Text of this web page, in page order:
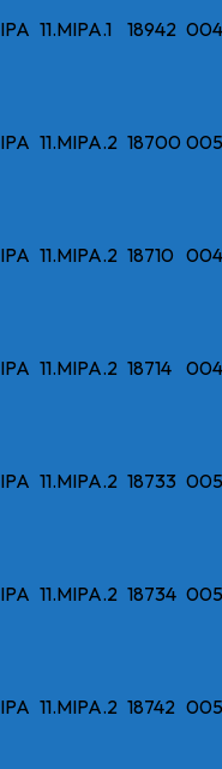
IPA 11.MIPA.1 18942
IPA 11.MIPA.2 18700
IPA 11.MIPA.2 18710
IPA 11.MIPA.2 18714
IPA 11.MIPA.2 18733
IPA 11.MIPA.2 18734
IPA 11.MIPA.2 18742